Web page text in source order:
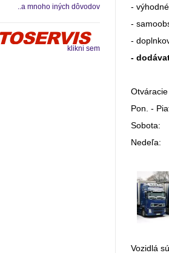
..a mnoho iných dôvodov
klikni sem
-
-
-
-
Pon. -
Sobota:
Vozidlá